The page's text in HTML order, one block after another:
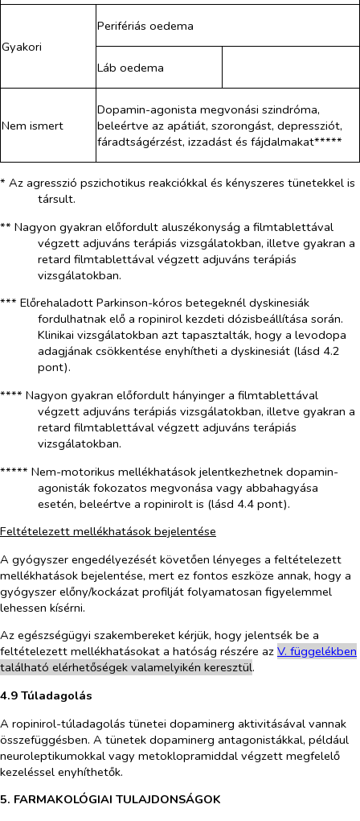
Gyakori
Perifériás oedema
Láb oedema
Nem ismert
Dopamin-agonista megvonási szindróma,
beleértve az apátiát, szorongást, depressziót,
fáradtságérzést, izzadást és fájdalmakat*****
* Az agresszió pszichotikus reakciókkal és kényszeres tünetekkel is
társult.
** Nagyon gyakran előfordult aluszékonyság a filmtablettával
végzett adjuváns terápiás vizsgálatokban, illetve gyakran a
retard filmtablettával végzett adjuváns terápiás
vizsgálatokban.
*** Előrehaladott Parkinson-kóros betegeknél dyskinesiák
fordulhatnak elő a ropinirol kezdeti dózisbeállítása során.
Klinikai vizsgálatokban azt tapasztalták, hogy a levodopa
adagjának csökkentése enyhítheti a dyskinesiát (lásd 4.2
pont).
**** Nagyon gyakran előfordult hányinger a filmtablettával
végzett adjuváns terápiás vizsgálatokban, illetve gyakran a
retard filmtablettával végzett adjuváns terápiás
vizsgálatokban.
***** Nem-motorikus mellékhatások jelentkezhetnek dopamin-
agonisták fokozatos megvonása vagy abbahagyása
esetén, beleértve a ropinirolt is (lásd 4.4 pont).
Feltételezett mellékhatások bejelentése
A gyógyszer engedélyezését követően lényeges a feltételezett
mellékhatások bejelentése, mert ez fontos eszköze annak, hogy a
gyógyszer előny/kockázat profilját folyamatosan figyelemmel
lehessen kísérni.
Az egészségügyi szakembereket kérjük, hogy jelentsék be a
feltételezett mellékhatásokat a hatóság részére az V. függelékben
található elérhetőségek valamelyikén keresztül.
4.9 Túladagolás
A ropinirol-túladagolás tünetei dopaminerg aktivitásával vannak
összefüggésben. A tünetek dopaminerg antagonistákkal, például
neuroleptikumokkal vagy metoklopramiddal végzett megfelelő
kezeléssel enyhíthetők.
5. FARMAKOLÓGIAI TULAJDONSÁGOK